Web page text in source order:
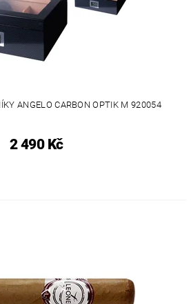
ANGELO CARBON OPTIK M 920054
2 490 Kč